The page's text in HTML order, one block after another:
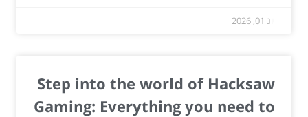
יונ 01, 2026
Step into the world of Hacksaw
Gaming: Everything you need to